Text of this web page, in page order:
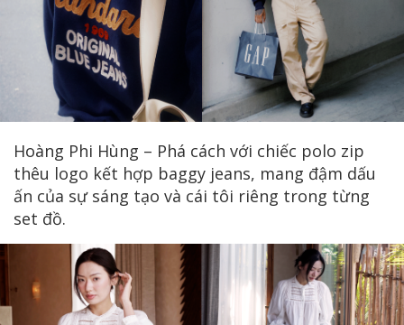
Hoàng Phi Hùng – Phá cách với chiếc polo zip
thêu logo kết hợp baggy jeans, mang đậm dấu
ấn của sự sáng tạo và cái tôi riêng trong từng
set đồ.